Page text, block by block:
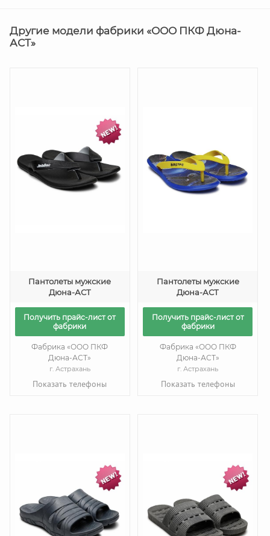
Другие модели фабрики «ООО ПКФ Дюна-
АСТ»
Пантолеты мужские
Дюна-АСТ
Получить прайс-лист от
фабрики
Фабрика «ООО ПКФ
Дюна-АСТ»
г. Астрахань
Показать телефоны
Пантолеты мужские
Дюна-АСТ
Получить прайс-лист от
фабрики
Фабрика «ООО ПКФ
Дюна-АСТ»
г. Астрахань
Показать телефоны